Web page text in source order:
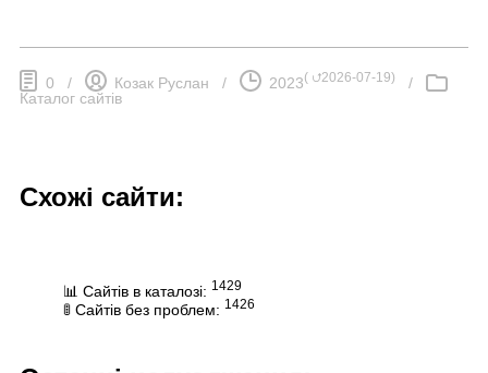
0 / Козак Руслан / 2023( ⮍2026-07-19)
/
Каталог сайтів
Схожі сайти:
📊 Сайтів в каталозі: 1429
🚦 Сайтів без проблем: 1426